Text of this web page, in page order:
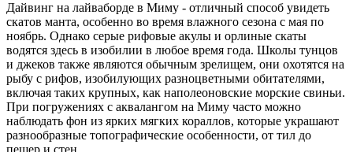
Дайвинг на лайваборде в Миму - отличный способ увидеть
скатов манта, особенно во время влажного сезона с мая по
ноябрь. Однако серые рифовые акулы и орлиные скаты
водятся здесь в изобилии в любое время года. Школы тунцов
и джеков также являются обычным зрелищем, они охотятся на
рыбу с рифов, изобилующих разноцветными обитателями,
включая таких крупных, как наполеоновские морские свиньи.
При погружениях с аквалангом на Миму часто можно
наблюдать фон из ярких мягких кораллов, которые украшают
разнообразные топографические особенности, от тил до